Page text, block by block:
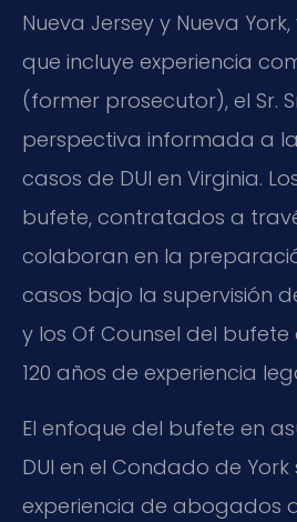
Nueva Jersey y Nueva
que incluye experiencia
(former prosecutor), el Sr.
perspectiva informada a
casos de DUI en Virginia.
bufete, contratados a
colaboran en la
casos bajo la supervisión del
y los Of Counsel del
120 años de experiencia
El enfoque del bufete en
DUI en el Condado de
experiencia de abogados